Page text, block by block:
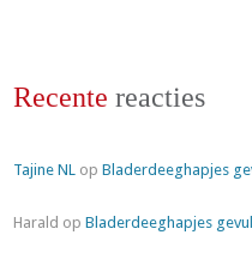
Recente reacties
Tajine NL opBladerdeeghapjes
Harald opBladerdeeghapjes